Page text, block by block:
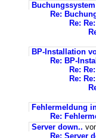
Re:
Re:
BP-Installation
Re: BP-
Re:
Re:
Fehlermeldung
Re:
Server down..
Re: Server